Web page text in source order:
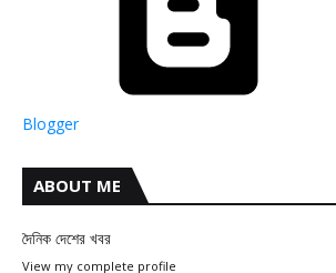
Blogger
ABOUT ME
দৈনিক দেশের খবর
View my complete profile